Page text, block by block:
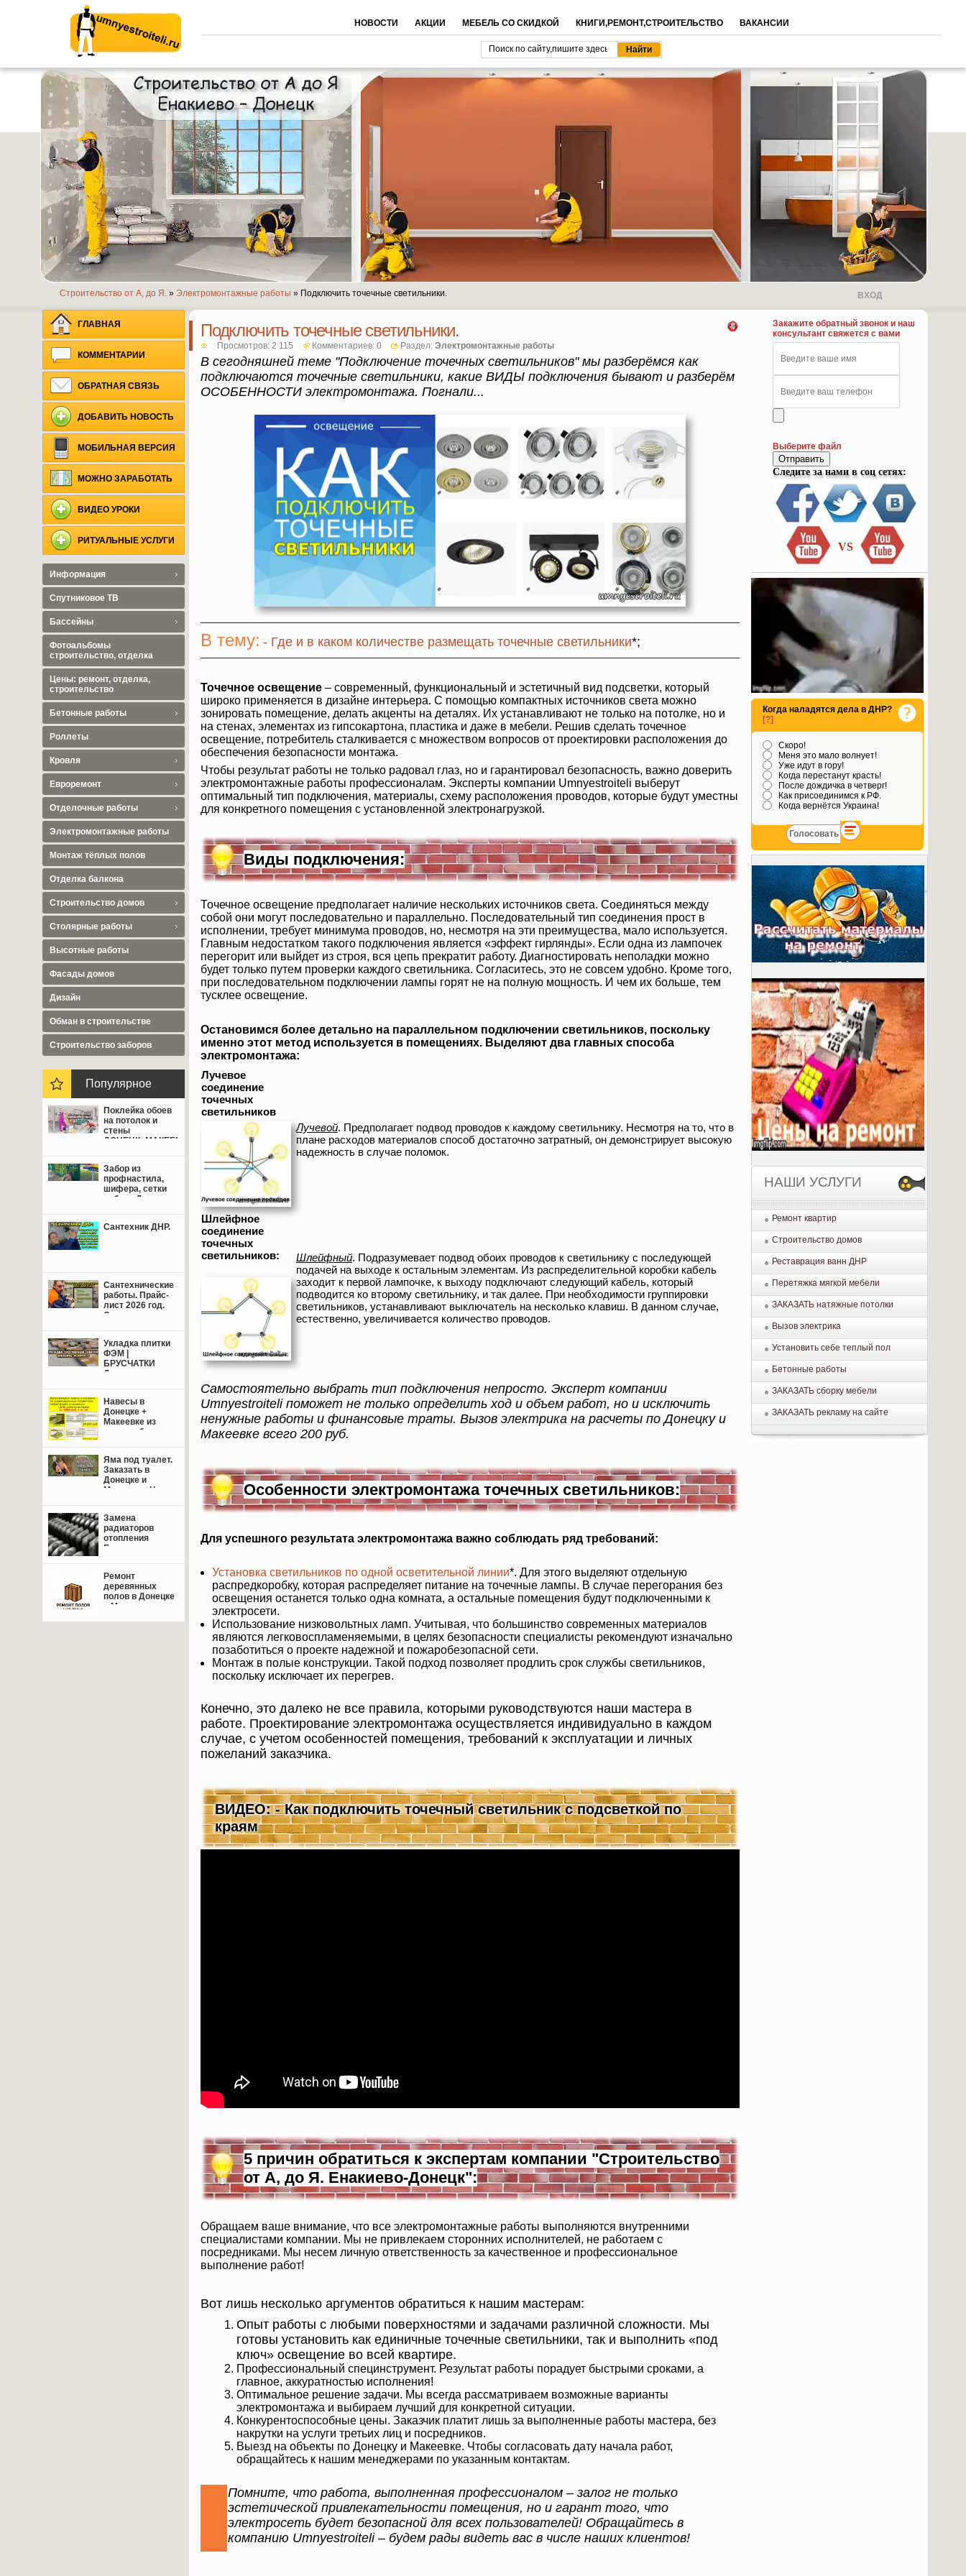
Умные строители.ру
НОВОСТИ АКЦИИ МЕБЕЛЬ СО СКИДКОЙ КНИГИ,РЕМОНТ,СТРОИТЕЛЬСТВО ВАКАНСИИ
Строительство от А, до Я. » Электромонтажные работы » Подключить точечные светильники. ВХОД
Подключить точечные светильники.
Просмотров: 2 115 Комментариев: 0 Раздел: Электромонтажные работы
В сегодняшней теме "Подключение точечных светильников" мы разберёмся как
подключаются точечные светильники, какие ВИДЫ подключения бывают и разберём
ОСОБЕННОСТИ электромонтажа. Погнали...
В тему: - Где и в каком количестве размещать точечные светильники*;
Точечное освещение – современный, функциональный и эстетичный вид подсветки, который
широко применяется в дизайне интерьера. С помощью компактных источников света можно
зонировать помещение, делать акценты на деталях. Их устанавливают не только на потолке, но и
на стенах, элементах из гипсокартона, пластика и даже в мебели. Решив сделать точечное
освещение, потребитель сталкивается с множеством вопросов от проектировки расположения до
обеспечения безопасности монтажа.
Чтобы результат работы не только радовал глаз, но и гарантировал безопасность, важно доверить
электромонтажные работы профессионалам. Эксперты компании Umnyestroiteli выберут
оптимальный тип подключения, материалы, схему расположения проводов, которые будут уместны
для конкретного помещения с установленной электронагрузкой.
Виды подключения:
Точечное освещение предполагает наличие нескольких источников света. Соединяться между
собой они могут последовательно и параллельно. Последовательный тип соединения прост в
исполнении, требует минимума проводов, но, несмотря на эти преимущества, мало используется.
Главным недостатком такого подключения является «эффект гирлянды». Если одна из лампочек
перегорит или выйдет из строя, вся цепь прекратит работу. Диагностировать неполадки можно
будет только путем проверки каждого светильника. Согласитесь, это не совсем удобно. Кроме того,
при последовательном подключении лампы горят не на полную мощность. И чем их больше, тем
тусклее освещение.
Остановимся более детально на параллельном подключении светильников, поскольку
именно этот метод используется в помещениях. Выделяют два главных способа
электромонтажа:
Лучевое
соединение
точечных
светильников
Лучевой. Предполагает подвод проводов к каждому светильнику. Несмотря на то, что в
плане расходов материалов способ достаточно затратный, он демонстрирует высокую
надежность в случае поломок.
Шлейфное
соединение
точечных
светильников:
Шлейфный. Подразумевает подвод обоих проводов к светильнику с последующей
подачей на выходе к остальным элементам. Из распределительной коробки кабель
заходит к первой лампочке, к выходу подключают следующий кабель, который
подводится ко второму светильнику, и так далее. При необходимости группировки
светильников, устанавливают выключатель на несколько клавиш. В данном случае,
естественно, увеличивается количество проводов.
Самостоятельно выбрать тип подключения непросто. Эксперт компании
Umnyestroiteli поможет не только определить ход и объем работ, но и исключить
ненужные работы и финансовые траты. Вызов электрика на расчеты по Донецку и
Макеевке всего 200 руб.
Особенности электромонтажа точечных светильников:
Для успешного результата электромонтажа важно соблюдать ряд требований:
Установка светильников по одной осветительной линии*. Для этого выделяют отдельную
распредкоробку, которая распределяет питание на точечные лампы. В случае перегорания без
освещения останется только одна комната, а остальные помещения будут подключенными к
электросети.
Использование низковольтных ламп. Учитывая, что большинство современных материалов
являются легковоспламеняемыми, в целях безопасности специалисты рекомендуют изначально
позаботиться о проекте надежной и пожаробезопасной сети.
Монтаж в полые конструкции. Такой подход позволяет продлить срок службы светильников,
поскольку исключает их перегрев.
Конечно, это далеко не все правила, которыми руководствуются наши мастера в
работе. Проектирование электромонтажа осуществляется индивидуально в каждом
случае, с учетом особенностей помещения, требований к эксплуатации и личных
пожеланий заказчика.
ВИДЕО: - Как подключить точечный светильник с подсветкой по
краям
5 причин обратиться к экспертам компании "Строительство
от А, до Я. Енакиево-Донецк":
Обращаем ваше внимание, что все электромонтажные работы выполняются внутренними
специалистами компании. Мы не привлекаем сторонних исполнителей, не работаем с
посредниками. Мы несем личную ответственность за качественное и профессиональное
выполнение работ!
Вот лишь несколько аргументов обратиться к нашим мастерам:
Опыт работы с любыми поверхностями и задачами различной сложности. Мы
готовы установить как единичные точечные светильники, так и выполнить «под
ключ» освещение во всей квартире.
Профессиональный специнструмент. Результат работы порадует быстрыми сроками, а
главное, аккуратностью исполнения!
Оптимальное решение задачи. Мы всегда рассматриваем возможные варианты
электромонтажа и выбираем лучший для конкретной ситуации.
Конкурентоспособные цены. Заказчик платит лишь за выполненные работы мастера, без
накрутки на услуги третьих лиц и посредников.
Выезд на объекты по Донецку и Макеевке. Чтобы согласовать дату начала работ,
обращайтесь к нашим менеджерами по указанным контактам.
Помните, что работа, выполненная профессионалом – залог не только
эстетической привлекательности помещения, но и гарант того, что
электросеть будет безопасной для всех пользователей! Обращайтесь в
компанию Umnyestroiteli – будем рады видеть вас в числе наших клиентов!
Закажите обратный звонок и наш
консультант свяжется с вами
Выберите файл
Отправить
Следите за нами в соц сетях:
VS
Когда наладятся дела в ДНР?
[?]
Скоро!
Меня это мало волнует!
Уже идут в гору!
Когда перестанут красть!
После дождичка в четверг!
Как присоединимся к РФ.
Когда вернётся Украина!
НАШИ УСЛУГИ
Ремонт квартир
Строительство домов
Реставрация ванн ДНР
Перетяжка мягкой мебели
ЗАКАЗАТЬ натяжные потолки
Вызов электрика
Установить себе теплый пол
Бетонные работы
ЗАКАЗАТЬ сборку мебели
ЗАКАЗАТЬ рекламу на сайте
ГЛАВНАЯ
КОММЕНТАРИИ
ОБРАТНАЯ СВЯЗЬ
ДОБАВИТЬ НОВОСТЬ
МОБИЛЬНАЯ ВЕРСИЯ
МОЖНО ЗАРАБОТАТЬ
ВИДЕО УРОКИ
РИТУАЛЬНЫЕ УСЛУГИ
Информация
Спутниковое ТВ
Бассейны
Фотоальбомы
строительство, отделка
Цены: ремонт, отделка,
строительство
Бетонные работы
Роллеты
Кровля
Евроремонт
Отделочные работы
Электромонтажные работы
Монтаж тёплых полов
Отделка балкона
Строительство домов
Столярные работы
Высотные работы
Фасады домов
Дизайн
Обман в строительстве
Cтроительство заборов
Популярное
Поклейка обоев
на потолок и
стены
ДОНЕЦК+МАКЕЕВКА
Забор из
профнастила,
шифера, сетки
рабица Донецк,
Сантехник ДНР.
Сантехнические
работы. Прайс-
лист 2026 год.
Свежие цены.
Укладка плитки
ФЭМ |
БРУСЧАТКИ
Донецк,
Навесы в
Донецке +
Макеевке из
поликарбоната,
металлочерепицы.
Яма под туалет.
Заказать в
Донецке и
Макеевке+Цены.
Замена
радиаторов
отопления
Енакиево,
Ремонт
деревянных
полов в Донецке
и Макеевке: от